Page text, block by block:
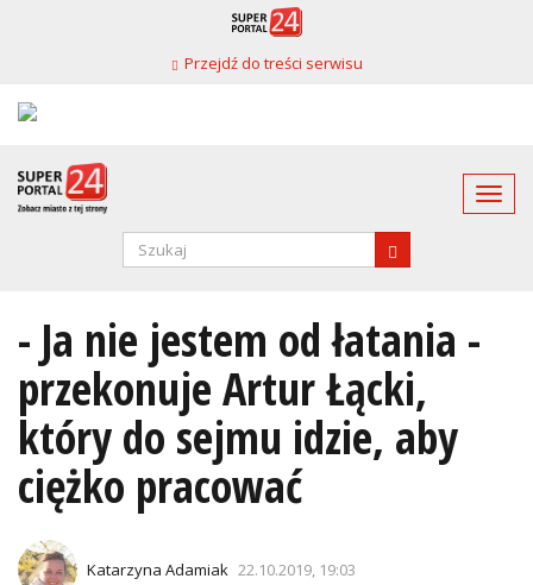
Przejdź do treści serwisu
Formularz
- Ja nie jestem od łatania -
przekonuje Artur Łącki,
który do sejmu idzie, aby
ciężko pracować
Katarzyna Adamiak 22.10.2019, 19:03